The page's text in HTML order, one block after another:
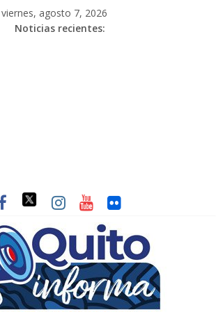
viernes, agosto 7, 2026
Noticias recientes: